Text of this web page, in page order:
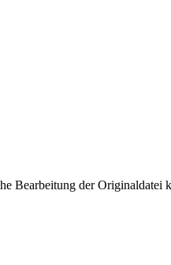
Bearbeitung der Originaldatei